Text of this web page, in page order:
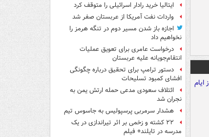
ایتالیا خرید رادار اسرائیلی را متوقف کرد
واردات نفت آمریکا از عربستان صفر شد
اجازه باز شدن مسیر دوم در تنگه هرمز را
نخواهیم داد
درخواست عامری برای تعویق عملیات
انتقام‌جویانه علیه عربستان
دستور ترامپ برای تحقیق درباره چگونگی
افشای کمبود تسلیحات
ائتلاف سعودی مدعی حمله ارتش یمن به
نجران شد
هشدار سرمربی پرسپولیس به جاسوس تیم
۲۲ کشته و زخمی بر اثر تیراندازی در یک
مدرسه در تایلند+ فیلم